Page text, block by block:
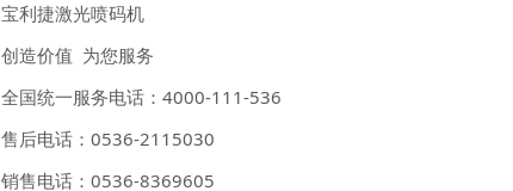
宝利捷激光喷码机
创造价值 为您服务
全国统一服务电话：4000-111-536
售后电话：0536-2115030
销售电话：0536-8369605